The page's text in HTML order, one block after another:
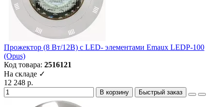
Прожектор (8 Вт/12В) c LED- элементами Emaux LEDP-100
(Opus)
Код товара: 2516121
На складе ✓
12 248 р.
В корзину Быстрый заказ